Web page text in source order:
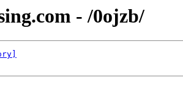
- /0ojzb/